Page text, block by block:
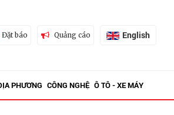
Đặt báo Quảng cáo English
PHƯƠNG CÔNG NGHỆ Ô TÔ - XE MÁY